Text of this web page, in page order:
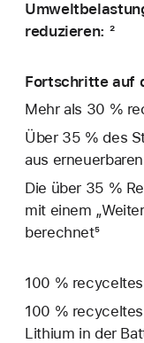
reduzieren: ²
Fortschritte auf
Mehr als 30 %
Über 35 % des
aus
Die über 35 %
mit einem
berechnet⁵
100 %
100 %
Lithium in der